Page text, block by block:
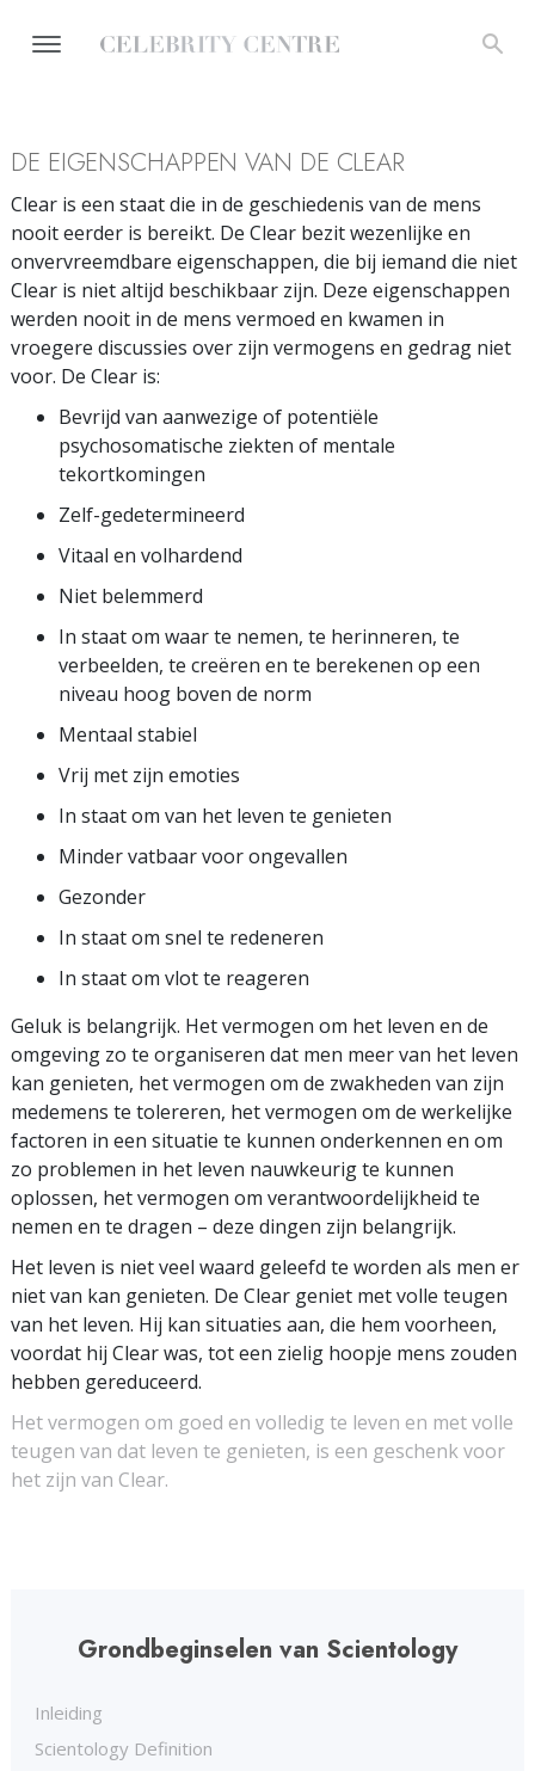
DE EIGENSCHAPPEN VAN DE CLEAR
Clear is een staat die in de geschiedenis van de mens
nooit eerder is bereikt. De Clear bezit wezenlijke en
onvervreemdbare eigenschappen, die bij iemand die niet
Clear is niet altijd beschikbaar zijn. Deze eigenschappen
werden nooit in de mens vermoed en kwamen in
vroegere discussies over zijn vermogens en gedrag niet
voor. De Clear is:
Bevrijd van aanwezige of potentiële
psychosomatische ziekten of mentale
tekortkomingen
Zelf-gedetermineerd
Vitaal en volhardend
Niet belemmerd
In staat om waar te nemen, te herinneren, te
verbeelden, te creëren en te berekenen op een
niveau hoog boven de norm
Mentaal stabiel
Vrij met zijn emoties
In staat om van het leven te genieten
Minder vatbaar voor ongevallen
Gezonder
In staat om snel te redeneren
In staat om vlot te reageren
Geluk is belangrijk. Het vermogen om het leven en de
omgeving zo te organiseren dat men meer van het leven
kan genieten, het vermogen om de zwakheden van zijn
medemens te tolereren, het vermogen om de werkelijke
factoren in een situatie te kunnen onderkennen en om
zo problemen in het leven nauwkeurig te kunnen
oplossen, het vermogen om verantwoordelijkheid te
nemen en te dragen – deze dingen zijn belangrijk.
Het leven is niet veel waard geleefd te worden als men er
niet van kan genieten. De Clear geniet met volle teugen
van het leven. Hij kan situaties aan, die hem voorheen,
voordat hij Clear was, tot een zielig hoopje mens zouden
hebben gereduceerd.
Het vermogen om goed en volledig te leven en met volle
teugen van dat leven te genieten, is een geschenk voor
het zijn van Clear.
Grondbeginselen van Scientology
Inleiding
Scientology Definition